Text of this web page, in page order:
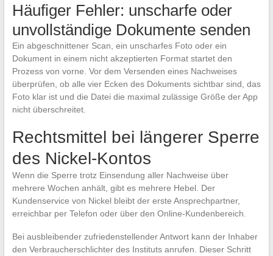
Häufiger Fehler: unscharfe oder
unvollständige Dokumente senden
Ein abgeschnittener Scan, ein unscharfes Foto oder ein
Dokument in einem nicht akzeptierten Format startet den
Prozess von vorne. Vor dem Versenden eines Nachweises
überprüfen, ob alle vier Ecken des Dokuments sichtbar sind, das
Foto klar ist und die Datei die maximal zulässige Größe der App
nicht überschreitet.
Rechtsmittel bei längerer Sperre
des Nickel-Kontos
Wenn die Sperre trotz Einsendung aller Nachweise über
mehrere Wochen anhält, gibt es mehrere Hebel. Der
Kundenservice von Nickel bleibt der erste Ansprechpartner,
erreichbar per Telefon oder über den Online-Kundenbereich.
Bei ausbleibender zufriedenstellender Antwort kann der Inhaber
den Verbraucherschlichter des Instituts anrufen. Dieser Schritt